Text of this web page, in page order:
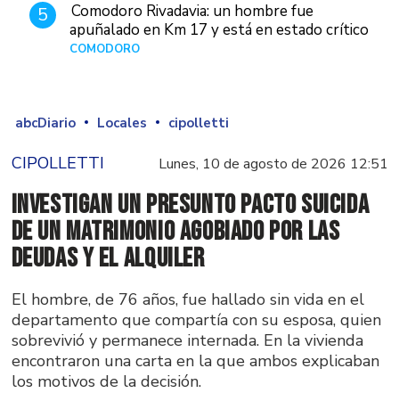
5
Comodoro Rivadavia: un hombre fue
apuñalado en Km 17 y está en estado crítico
COMODORO
abcDiario Locales cipolletti
CIPOLLETTI Lunes, 10 de agosto de 2026 12:51
Investigan un presunto pacto suicida
de un matrimonio agobiado por las
deudas y el alquiler
El hombre, de 76 años, fue hallado sin vida en el
departamento que compartía con su esposa, quien
sobrevivió y permanece internada. En la vivienda
encontraron una carta en la que ambos explicaban
los motivos de la decisión.